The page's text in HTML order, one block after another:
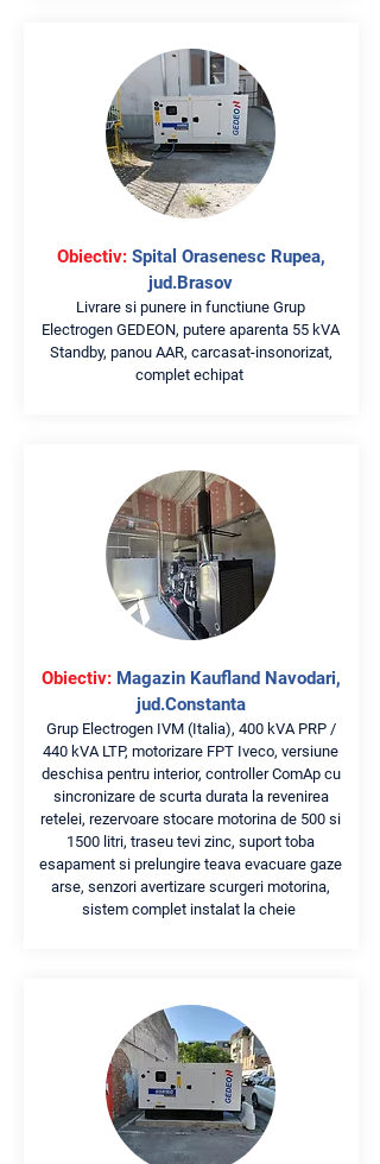
Obiectiv:Spital Orasenesc Rupea,
jud.Brasov
Livrare si punere in functiune Grup
Electrogen GEDEON, putere aparenta 55 kVA
Standby, panou AAR, carcasat-insonorizat,
complet echipat
Obiectiv:Magazin Kaufland Navodari,
jud.Constanta
Grup Electrogen IVM (Italia), 400 kVA PRP /
440 kVA LTP, motorizare FPT Iveco, versiune
deschisa pentru interior, controller ComAp cu
sincronizare de scurta durata la revenirea
retelei, rezervoare stocare motorina de 500 si
1500 litri, traseu tevi zinc, suport toba
esapament si prelungire teava evacuare gaze
arse, senzori avertizare scurgeri motorina,
sistem complet instalat la cheie